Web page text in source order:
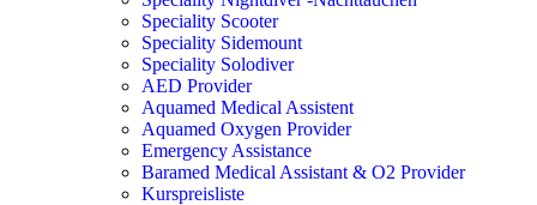
Speciality Scooter
Speciality Sidemount
Speciality Solodiver
AED Provider
Aquamed Medical Assistent
Aquamed Oxygen Provider
Emergency Assistance
Baramed Medical Assistant & O2 Provider
Kurspreisliste